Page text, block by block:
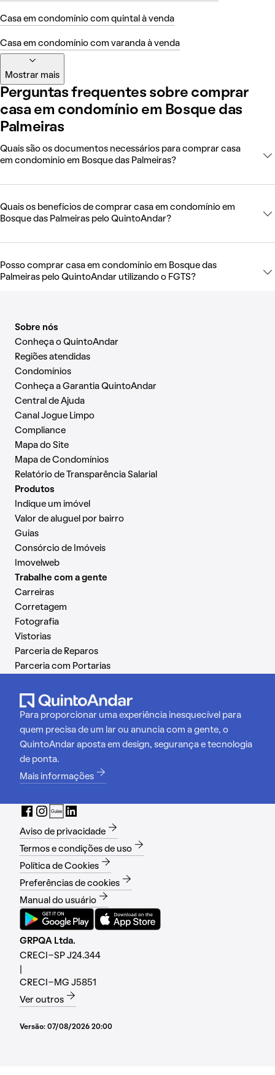
Casa em condomínio com quintal à venda
Casa em condomínio com varanda à venda
Mostrar mais
Perguntas frequentes sobre comprar
casa em condomínio em Bosque das
Palmeiras
Quais são os documentos necessários para comprar casa
em condomínio em Bosque das Palmeiras?
Quais os benefícios de comprar casa em condomínio em
Bosque das Palmeiras pelo QuintoAndar?
Posso comprar casa em condomínio em Bosque das
Palmeiras pelo QuintoAndar utilizando o FGTS?
Sobre nós
Conheça o QuintoAndar
Regiões atendidas
Condomínios
Conheça a Garantia QuintoAndar
Central de Ajuda
Canal Jogue Limpo
Compliance
Mapa do Site
Mapa de Condomínios
Relatório de Transparência Salarial
Produtos
Indique um imóvel
Valor de aluguel por bairro
Guias
Consórcio de Imóveis
Imovelweb
Trabalhe com a gente
Carreiras
Corretagem
Fotografia
Vistorias
Parceria de Reparos
Parceria com Portarias
Para proporcionar uma experiência inesquecível para
quem precisa de um lar ou anuncia com a gente, o
QuintoAndar aposta em design, segurança e tecnologia
de ponta.
Mais informações
Aviso de privacidade
Termos e condições de uso
Política de Cookies
Preferências de cookies
Manual do usuário
GRPQA Ltda.
CRECI-SP J24.344
CRECI-MG J5851
Ver outros
Versão: 07/08/2026 20:00